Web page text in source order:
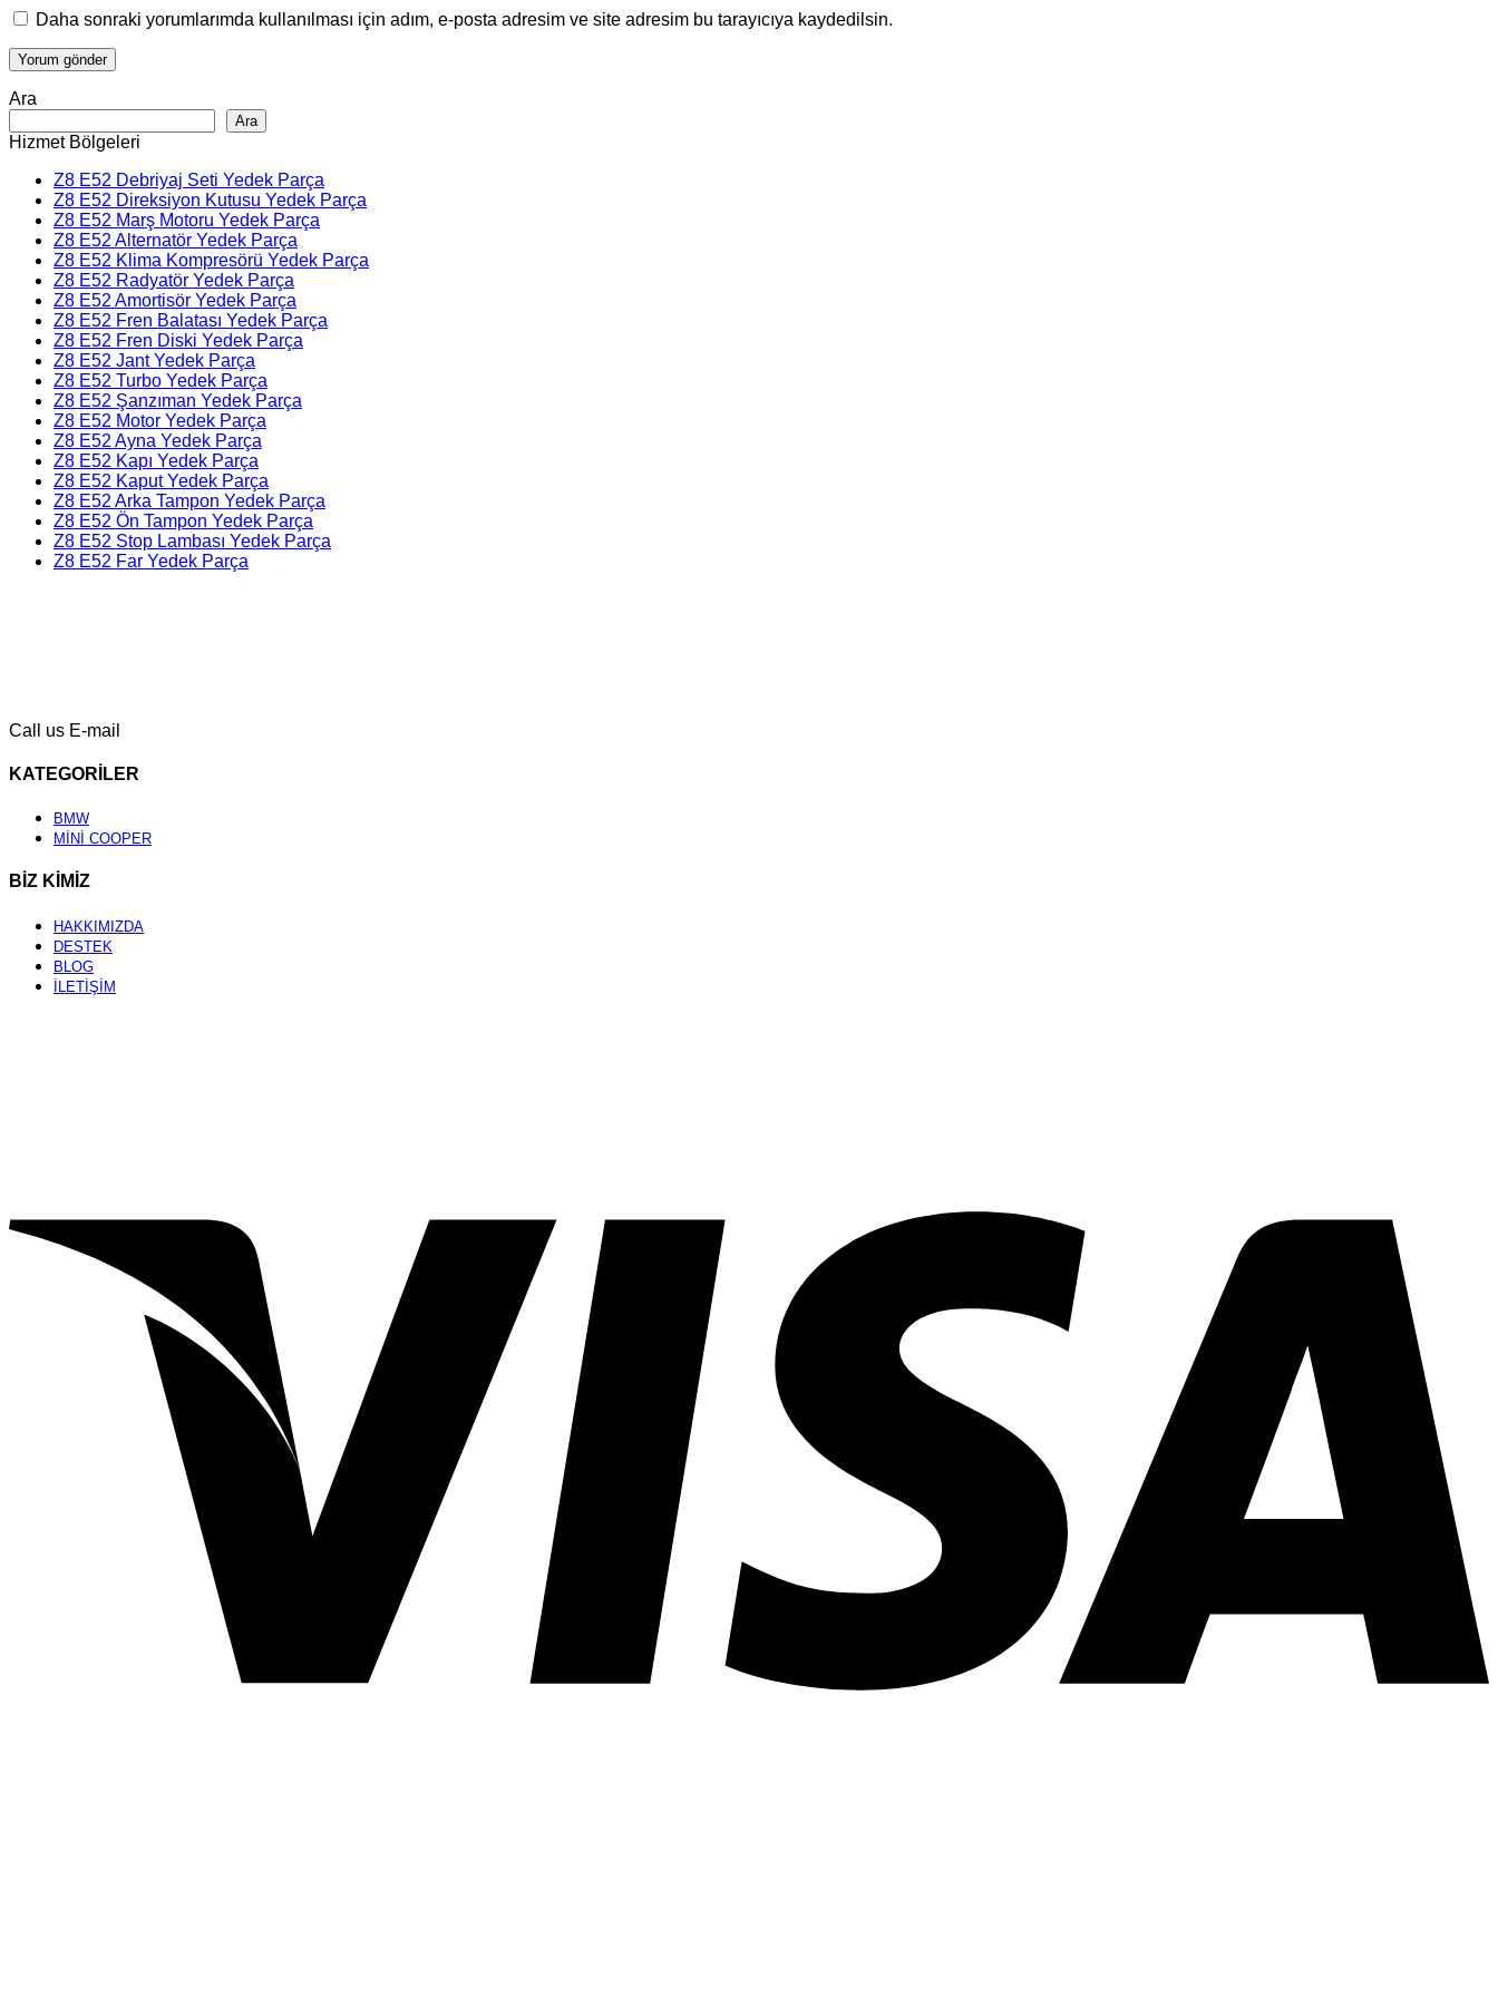
Daha sonraki yorumlarımda kullanılması için adım, e-posta adresim ve site adresim bu tarayıcıya kaydedilsin.
Ara
Ara
Hizmet Bölgeleri
Z8 E52 Debriyaj Seti Yedek Parça
Z8 E52 Direksiyon Kutusu Yedek Parça
Z8 E52 Marş Motoru Yedek Parça
Z8 E52 Alternatör Yedek Parça
Z8 E52 Klima Kompresörü Yedek Parça
Z8 E52 Radyatör Yedek Parça
Z8 E52 Amortisör Yedek Parça
Z8 E52 Fren Balatası Yedek Parça
Z8 E52 Fren Diski Yedek Parça
Z8 E52 Jant Yedek Parça
Z8 E52 Turbo Yedek Parça
Z8 E52 Şanzıman Yedek Parça
Z8 E52 Motor Yedek Parça
Z8 E52 Ayna Yedek Parça
Z8 E52 Kapı Yedek Parça
Z8 E52 Kaput Yedek Parça
Z8 E52 Arka Tampon Yedek Parça
Z8 E52 Ön Tampon Yedek Parça
Z8 E52 Stop Lambası Yedek Parça
Z8 E52 Far Yedek Parça
Call us E-mail
KATEGORİLER
BMW
MİNİ COOPER
BİZ KİMİZ
HAKKIMIZDA
DESTEK
BLOG
İLETİŞİM